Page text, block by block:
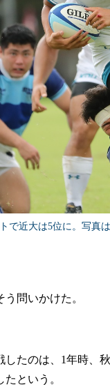
で近大は5位に。写真
問いかけた。
たのは、1年時、
という。